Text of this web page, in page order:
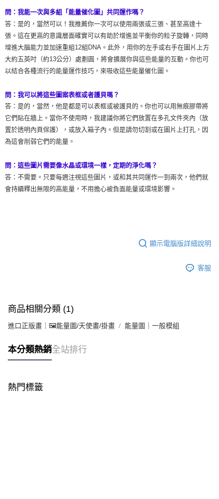
問：我能一次與多組「能量催化圖」共同運作嗎？
答：是的，當然可以！我推薦你一次可以使用兩張或三張、甚至高達十
張。這在更高的意識層面確實可以有助於增進並平衡你的粒子旋轉，同時
增進大腦能力並加速重組12組DNA。此外，用你的左手或右手在圖片上方
大約五英吋（約13公分）處劃圓，將會擴展你與這些能量的互動。你也可
以結合各種流行的能量運作技巧，來吸收這些能量催化圖。
問：我可以將這些圖案表框或者護貝嗎？
答：是的，當然，他是都是可以表框或被護貝的。你也可以用無痕膠帶將
它們貼在牆上。當你不使用時，我建議你將它們放置在多孔文件夾內（放
置於透明內頁保護），或放入箱子內。但是請勿切割或在圖片上打孔，因
為這會削弱它們的能量。
問：這些圖片需要像水晶或環境一樣，定期的淨化嗎？
答：不需要。只要每週注視這些圖片，或和其共同運作一到兩次，他們就
會持續釋出無限的高能量，不用擔心被負面能量或環境影響。
顯示電腦版詳細說明
客服
商品相關分類 (1)
進口正版畫｜🖼️能量圖/天使畫/掛畫 能量圖｜一般模組
本分類熱銷全站排行
熱門標籤